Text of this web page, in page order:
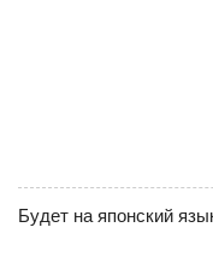
Будет на японский